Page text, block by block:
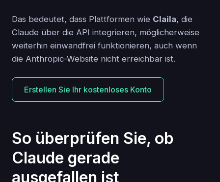
Das bedeutet, dass Plattformen wie Claila, die
Claude über die API integrieren, möglicherweise
weiterhin einwandfrei funktionieren, auch wenn
die Anthropic-Website nicht erreichbar ist.
Erstellen Sie Ihr kostenloses Konto
So überprüfen Sie, ob
Claude gerade
ausgefallen ist